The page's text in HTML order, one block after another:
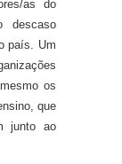
as do
descaso
país. Um
os
que
junto ao